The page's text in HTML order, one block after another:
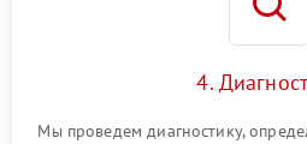
4.
Мы проведем диагностику,